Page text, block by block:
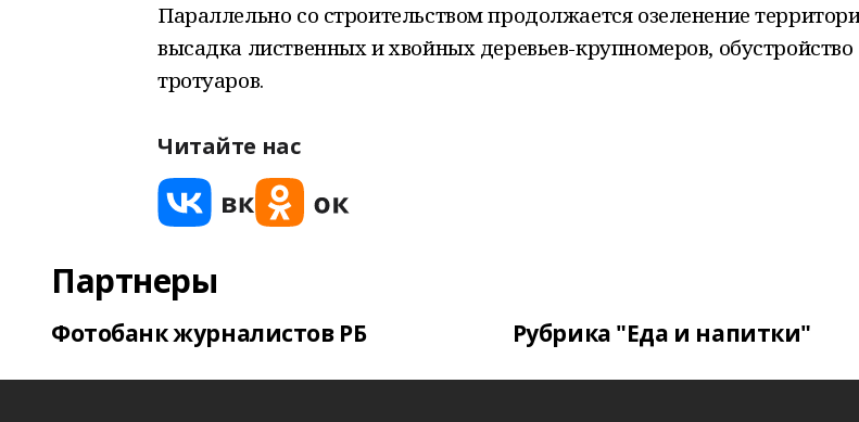
Параллельно со строительством продолжается озеленение
высадка лиственных и хвойных деревьев-крупномеров, обустройство
тротуаров.
Читайте нас
Партнеры
Фотобанк журналистов РБ Рубрика "Еда и напитки"